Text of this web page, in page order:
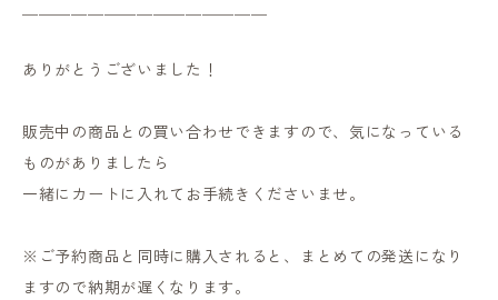
ありがとうございました！
販売中の商品との買い合わせできますので、気になっている
ものがありましたら
一緒にカートに入れてお手続きくださいませ。
※ご予約商品と同時に購入されると、まとめての発送になり
ますので納期が遅くなります。